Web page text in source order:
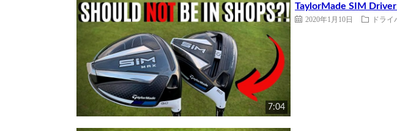
7:04
TaylorMade SIM
2020年1月10日 ドラ